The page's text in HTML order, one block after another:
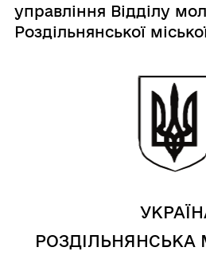
управління Відділу
Роздільнянської
РОЗДІЛЬНЯНСЬКА